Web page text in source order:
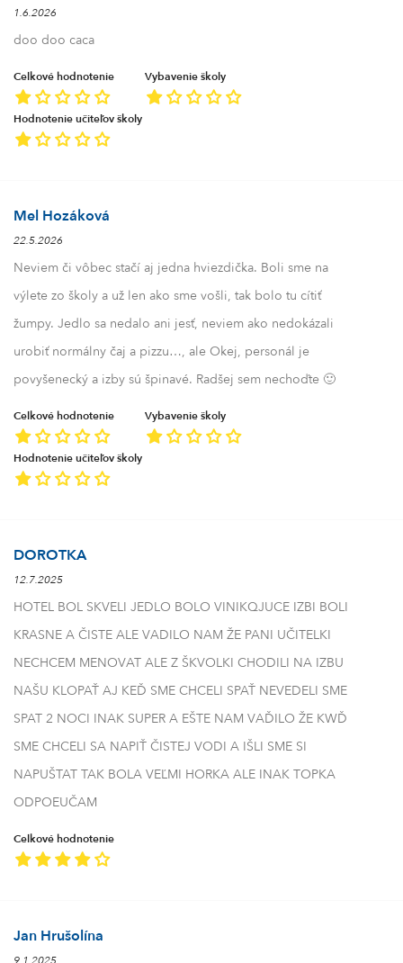
1.6.2026
doo doo caca
Celkové hodnotenie Vybavenie školy
Hodnotenie učiteľov školy
Mel Hozáková
22.5.2026
Neviem či vôbec stačí aj jedna hviezdička. Boli sme na
výlete zo školy a už len ako sme vošli, tak bolo tu cítiť
žumpy. Jedlo sa nedalo ani jesť, neviem ako nedokázali
urobiť normálny čaj a pizzu…, ale Okej, personál je
povyšenecký a izby sú špinavé. Radšej sem nechoďte 🙂
Celkové hodnotenie Vybavenie školy
Hodnotenie učiteľov školy
DOROTKA
12.7.2025
HOTEL BOL SKVELI JEDLO BOLO VINIKQJUCE IZBI BOLI
KRASNE A ČISTE ALE VADILO NAM ŽE PANI UČITELKI
NECHCEM MENOVAT ALE Z ŠKVOLKI CHODILI NA IZBU
NAŠU KLOPAŤ AJ KEĎ SME CHCELI SPAŤ NEVEDELI SME
SPAT 2 NOCI INAK SUPER A EŠTE NAM VAĎILO ŽE KWĎ
SME CHCELI SA NAPIŤ ČISTEJ VODI A IŠLI SME SI
NAPUŠTAT TAK BOLA VEĽMI HORKA ALE INAK TOPKA
ODPOEUČAM
Celkové hodnotenie
Jan Hrušolína